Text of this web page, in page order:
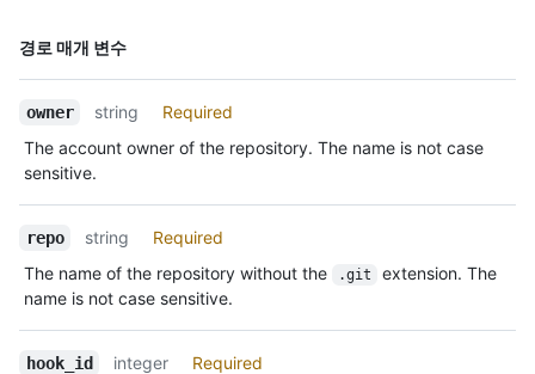
경로 매개 변수
이름,
owner string
Required
The account owner of the repository. The name is not case
sensitive.
repo string
Required
The name of the repository without the
.git
extension. The
name is not case sensitive.
hook_id integer
Required